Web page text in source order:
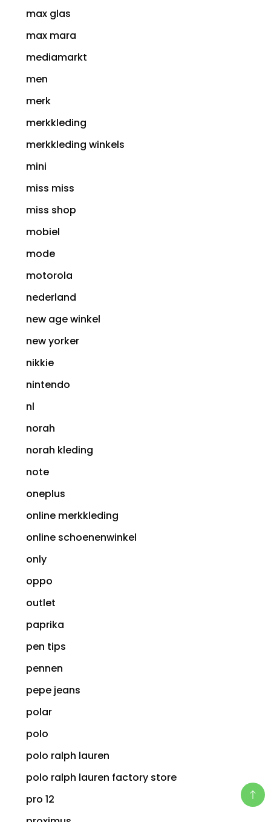
max glas
max mara
mediamarkt
men
merk
merkkleding
merkkleding winkels
mini
miss miss
miss shop
mobiel
mode
motorola
nederland
new age winkel
new yorker
nikkie
nintendo
nl
norah
norah kleding
note
oneplus
online merkkleding
online schoenenwinkel
only
oppo
outlet
paprika
pen tips
pennen
pepe jeans
polar
polo
polo ralph lauren
polo ralph lauren factory store
pro 12